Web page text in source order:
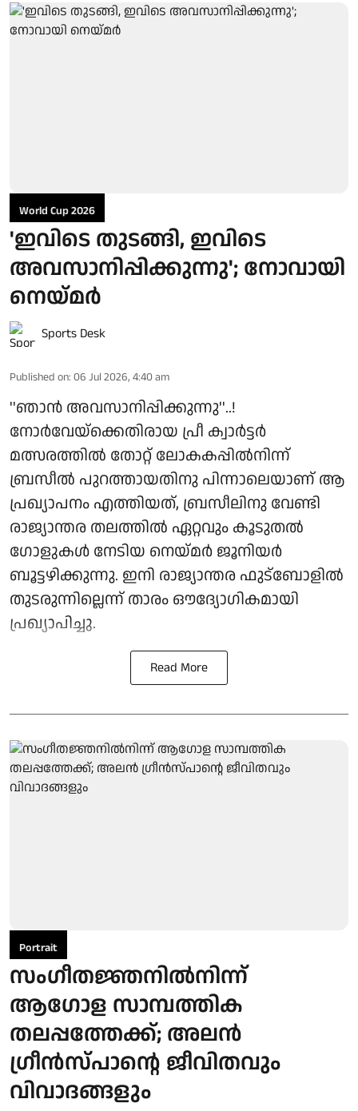
World Cup 2026
'ഇവിടെ തുടങ്ങി, ഇവിടെ
അവസാനിപ്പിക്കുന്നു'; നോവായി
നെയ്മർ
Sports Desk
Published on: 06 Jul 2026, 4:40 am
''ഞാൻ അവസാനിപ്പിക്കുന്നു''..!
നോർവേയ്‌ക്കെതിരായ പ്രീ ക്വാർട്ടർ
മത്സരത്തിൽ തോറ്റ് ലോകകപ്പിൽനിന്ന്
ബ്രസീൽ പുറത്തായതിനു പിന്നാലെയാണ് ആ
പ്രഖ്യാപനം എത്തിയത്, ബ്രസീലിനു വേണ്ടി
രാജ്യാന്തര തലത്തിൽ ഏറ്റവും കൂടുതൽ
ഗോളുകൾ നേടിയ നെയ്മർ ജൂനിയർ
ബൂട്ടഴിക്കുന്നു. ഇനി രാജ്യാന്തര ഫുട്‌ബോളിൽ
തുടരുന്നില്ലെന്ന് താരം ഔദ്യോഗികമായി
പ്രഖ്യാപിച്ചു.
Read More
Portrait
സംഗീതജ്ഞനിൽനിന്ന്
ആഗോള സാമ്പത്തിക
തലപ്പത്തേക്ക്; അലൻ
ഗ്രീൻസ്പാന്റെ ജീവിതവും
വിവാദങ്ങളും